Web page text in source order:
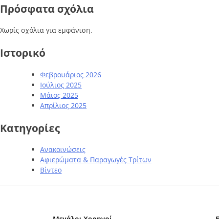
Πρόσφατα σχόλια
Χωρίς σχόλια για εμφάνιση.
Ιστορικό
Φεβρουάριος 2026
Ιούλιος 2025
Μάιος 2025
Απρίλιος 2025
Kατηγορίες
Ανακοινώσεις
Αφιερώματα & Παραγωγές Τρίτων
Βίντεο